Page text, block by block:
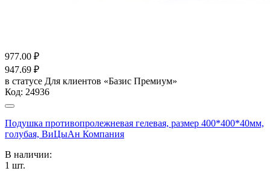
977.00 ₽
947.69 ₽
в статусе Для клиентов «Базис Премиум»
Код: 24936
Подушка противопролежневая гелевая, размер 400*400*40мм,
голубая, ВиЦыАн Компания
В наличии:
1 шт.